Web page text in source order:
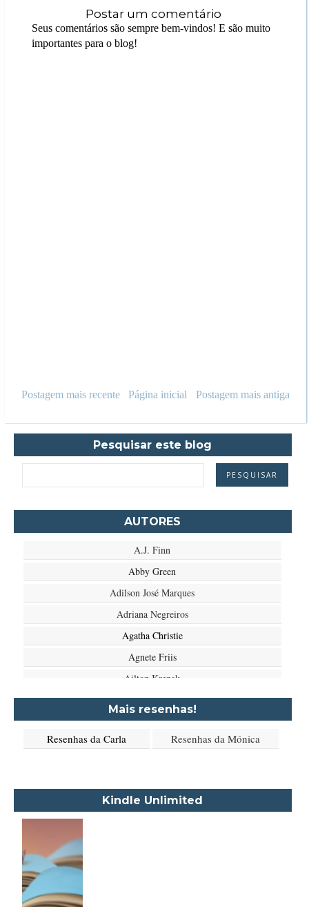
Postar um comentário
Seus comentários são sempre bem-vindos! E são muito
importantes para o blog!
Postagem mais recente Postagem mais antiga
Página inicial
Pesquisar este blog
AUTORES
A.J. Finn
Abby Green
Adilson José Marques
Adriana Negreiros
Agatha Christie
Agnete Friis
Ailton Krenak
Aimée de Jongh
Aione Simões
Alexandre Dumas Filho
Mais resenhas!
Resenhas da Carla Resenhas da Mónica
Kindle Unlimited